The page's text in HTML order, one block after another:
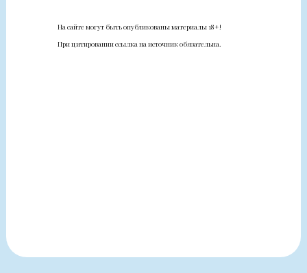
На сайте могут быть опубликованы материалы 18+!
При цитировании ссылка на источник обязательна.